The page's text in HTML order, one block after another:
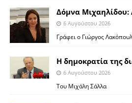
Δόμνα Μιχαηλίδου:
6 Αυγούστου 2026
Γράφει ο Γιώργος
Η δημοκρατία της
6 Αυγούστου 2026
Του Μιχάλη Σάλλα